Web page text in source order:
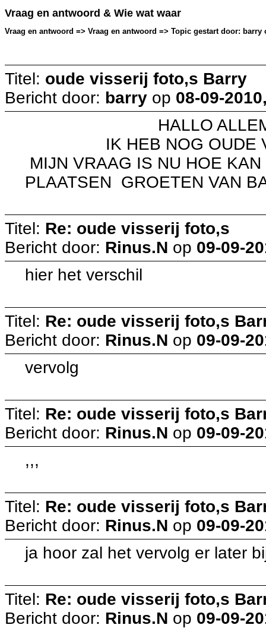
Vraag en antwoord & Wie wat waar
Vraag en antwoord => Vraag en antwoord => Topic gestart door: barry
Titel: oude visserij foto,s Barry
Bericht door: barry op 08-09-
HALLO
IK HEB NOG OUDE
MIJN VRAAG IS NU HOE
PLAATSEN GROETEN VAN
Titel: Re: oude visserij foto,s
Bericht door: Rinus.N op 09-09-
hier het verschil
Titel: Re: oude visserij foto,s
Bericht door: Rinus.N op 09-09-
vervolg
Titel: Re: oude visserij foto,s
Bericht door: Rinus.N op 09-09-
,,,
Titel: Re: oude visserij foto,s
Bericht door: Rinus.N op 09-09-
ja hoor zal het vervolg er later
Titel: Re: oude visserij foto,s
Bericht door: Rinus.N op 09-09-